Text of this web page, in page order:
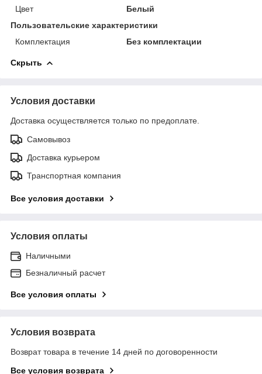
Цвет
Белый
Пользовательские характеристики
Комплектация
Без комплектации
Скрыть
Условия доставки
Доставка осуществляется только по предоплате.
Самовывоз
Доставка курьером
Транспортная компания
Все условия доставки
Условия оплаты
Наличными
Безналичный расчет
Все условия оплаты
Условия возврата
Возврат товара в течение 14 дней по договоренности
Все условия возврата